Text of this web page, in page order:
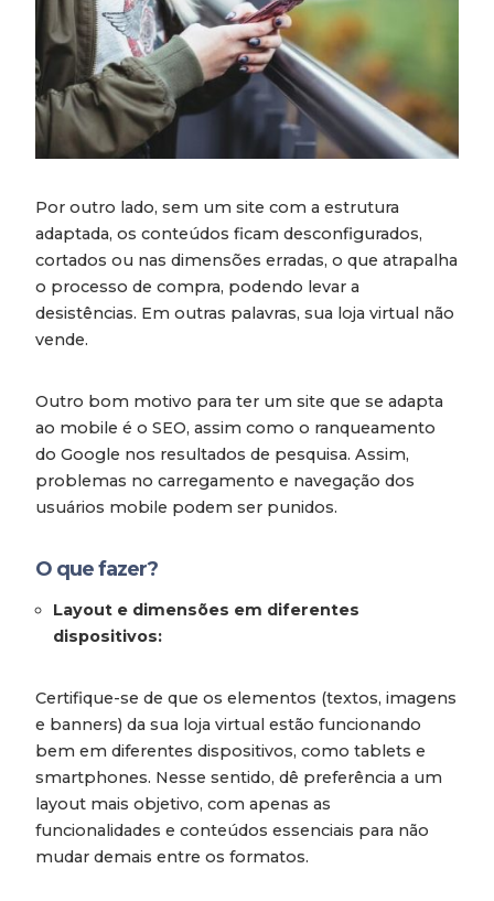
Por outro lado, sem um site com a estrutura
adaptada, os conteúdos ficam desconfigurados,
cortados ou nas dimensões erradas, o que atrapalha
o processo de compra, podendo levar a
desistências. Em outras palavras, sua loja virtual não
vende.
Outro bom motivo para ter um site que se adapta
ao mobile é o SEO, assim como o ranqueamento
do Google nos resultados de pesquisa. Assim,
problemas no carregamento e navegação dos
usuários mobile podem ser punidos.
O que fazer?
Layout e dimensões em diferentes
dispositivos:
Certifique-se de que os elementos (textos, imagens
e banners) da sua loja virtual estão funcionando
bem em diferentes dispositivos, como tablets e
smartphones. Nesse sentido, dê preferência a um
layout mais objetivo, com apenas as
funcionalidades e conteúdos essenciais para não
mudar demais entre os formatos.